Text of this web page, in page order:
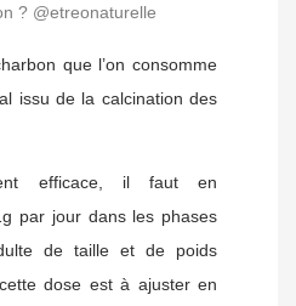
? @etreonaturelle
que l’on consomme
issu de la calcination des
efficace, il faut en
par jour dans les phases
de taille et de poids
dose est à ajuster en